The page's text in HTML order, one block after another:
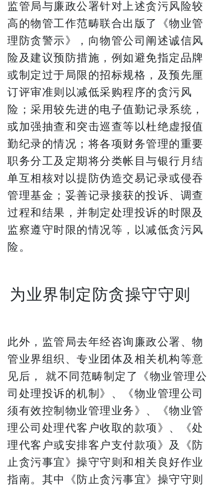
监管局与廉政公署针对上述贪污风险较
高的物管工作范畴联合出版了《物业管
理防贪警示》，向物管公司阐述诚信风
险及建议预防措施，例如避免指定品牌
或制定过于局限的招标规格，及预先厘
订评审准则以减低采购程序的贪污风
险；采用较先进的电子值勤记录系统，
或加强抽查和突击巡查等以杜绝虚报值
勤纪录的情况；将各项财务管理的重要
职务分工及定期将分类帐目与银行月结
单互相核对以提防伪造交易记录或侵吞
管理基金；妥善记录接获的投诉、调查
过程和结果，并制定处理投诉的时限及
监察遵守时限的情况等，以减低贪污风
险。
为业界制定防贪操守守则
此外，监管局去年经咨询廉政公署、物
管业界组织、专业团体及相关机构等意
见后， 就不同范畴制定了《物业管理公
司处理投诉的机制》、《物业管理公司
须有效控制物业管理业务》、《物业管
理公司处理代客户收取的款项》、《处
理代客户或安排客户支付款项》及《防
止贪污事宜》操守守则和相关良好作业
指南。其中《防止贪污事宜》操守守则